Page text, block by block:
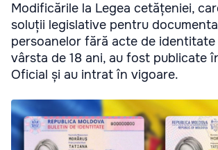
Modificările la Legea cetățeniei,
soluții legislative pentru
persoanelor fără acte de identitate
vârsta de 18 ani, au fost publicate
Oficial și au intrat în vigoare.